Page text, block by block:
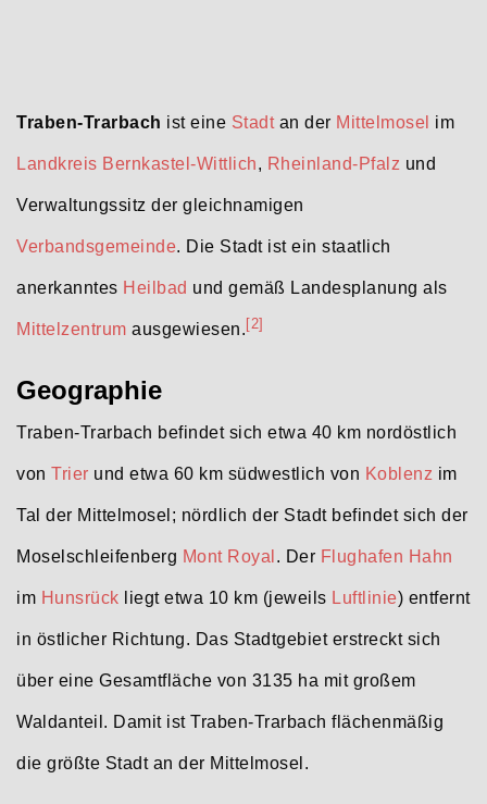
Traben-Trarbach ist eine Stadtan der Mittelmosel im
Landkreis Bernkastel-Wittlich, Rheinland-Pfalz und
Verwaltungssitz der gleichnamigen
Verbandsgemeinde. Die Stadt ist ein staatlich
anerkanntes Heilbad und gemäß Landesplanung als
Mittelzentrum ausgewiesen. [2]
Geographie
Traben-Trarbach befindet sich etwa 40 km nordöstlich
von Trier und etwa 60 km südwestlich von Koblenz im
Tal der Mittelmosel; nördlich der Stadt befindet sich der
Moselschleifenberg Mont Royal . Der Flughafen Hahn
im Hunsrück liegt etwa 10 km (jeweils Luftlinie) entfernt
in östlicher Richtung. Das Stadtgebiet erstreckt sich
über eine Gesamtfläche von 3135 ha mit großem
Waldanteil. Damit ist Traben-Trarbach flächenmäßig
die größte Stadt an der Mittelmosel.